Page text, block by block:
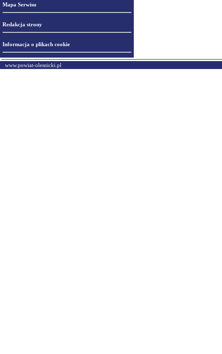
Mapa Serwisu
Redakcja strony
Informacja o plikach cookie
www.powiat-olesnicki.pl